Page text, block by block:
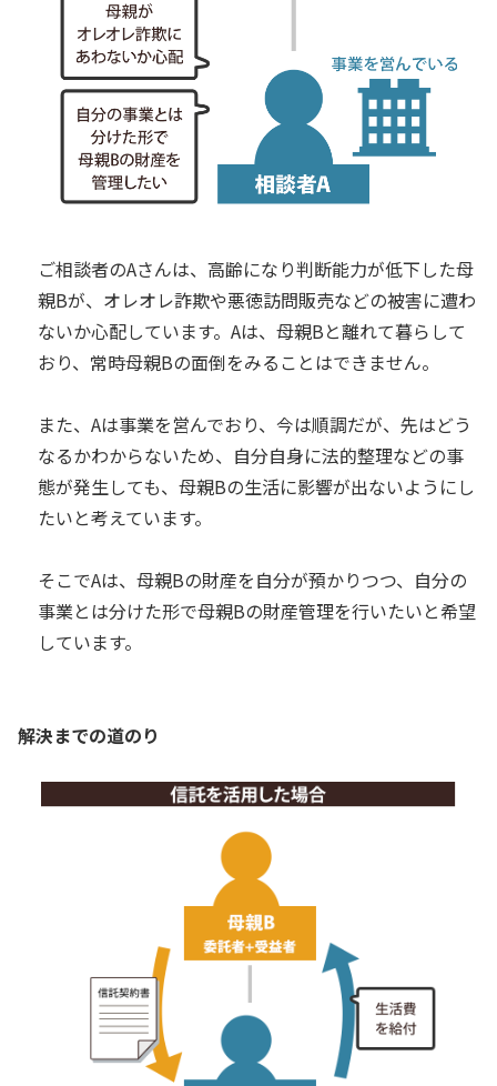
ご相談者のAさんは、高齢になり判断能力が低下した母
親Bが、オレオレ詐欺や悪徳訪問販売などの被害に遭わ
ないか心配しています。Aは、母親Bと離れて暮らして
おり、常時母親Bの面倒をみることはできません。
また、Aは事業を営んでおり、今は順調だが、先はどう
なるかわからないため、自分自身に法的整理などの事
態が発生しても、母親Bの生活に影響が出ないようにし
たいと考えています。
そこでAは、母親Bの財産を自分が預かりつつ、自分の
事業とは分けた形で母親Bの財産管理を行いたいと希望
しています。
解決までの道のり